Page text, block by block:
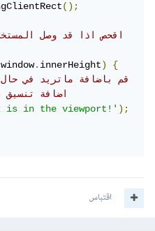
();
window.innerHeight)
{
اضافة تنسيق
is in the viewport!');
اقتباس